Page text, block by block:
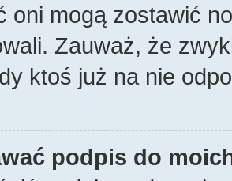
oni mogą zostawić
Zauważ, że
ktoś już na nie
podpis do